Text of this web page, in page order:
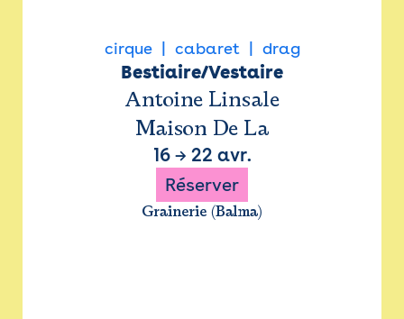
cirque cabaret drag
Bestiaire/Vestaire
Antoine Linsale
Maison De La
16→ 22 avr.
Réserver
Grainerie (Balma)